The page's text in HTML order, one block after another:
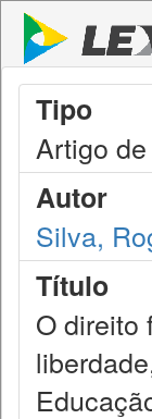
Tipo
Artigo
Autor
Silva,
Título
O direito